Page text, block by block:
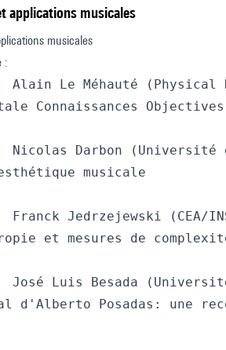
applications musicales
musicales
:
Connaissances
musicale
et mesures de
Posadas: une